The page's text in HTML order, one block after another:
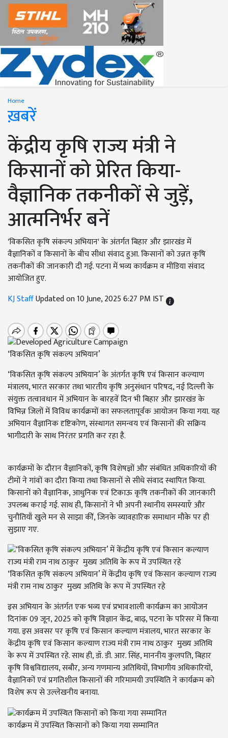
Home
ख़बरें
केंद्रीय कृषि राज्य मंत्री ने
किसानों को प्रेरित किया-
वैज्ञानिक तकनीकों से जुड़ें,
आत्मनिर्भर बनें
'विकसित कृषि संकल्प अभियान' के अंतर्गत बिहार और झारखंड में
वैज्ञानिकों व किसानों के बीच सीधा संवाद हुआ. किसानों को उन्नत कृषि
तकनीकों की जानकारी दी गई. पटना में भव्य कार्यक्रम व मीडिया संवाद
आयोजित हुए.
KJ StaffUpdated on 10 June, 2025 6:27 PM IST
‘विकसित कृषि संकल्प अभियान’
‘विकसित कृषि संकल्प अभियान’ के अंतर्गत कृषि एवं किसान कल्याण
मंत्रालय, भारत सरकार तथा भारतीय कृषि अनुसंधान परिषद, नई दिल्ली के
संयुक्त तत्वावधान में अभियान के बारहवें दिन भी बिहार और झारखंड के
विभिन्न जिलों में विविध कार्यक्रमों का सफलतापूर्वक आयोजन किया गया. यह
अभियान वैज्ञानिक दृष्टिकोण, संस्थागत समन्वय एवं किसानों की सक्रिय
भागीदारी के साथ निरंतर प्रगति कर रहा है.
कार्यक्रमों के दौरान वैज्ञानिकों, कृषि विशेषज्ञों और संबंधित अधिकारियों की
टीमों ने गांवों का दौरा किया तथा किसानों से सीधे संवाद स्थापित किया.
किसानों को वैज्ञानिक, आधुनिक एवं टिकाऊ कृषि तकनीकों की जानकारी
उपलब्ध कराई गई. साथ ही, किसानों ने भी अपनी स्थानीय समस्याएँ और
चुनौतियाँ खुले मन से साझा कीं, जिनके व्यावहारिक समाधान मौके पर ही
सुझाए गए.
‘विकसित कृषि संकल्प अभियान’ में केंद्रीय कृषि एवं किसान कल्याण राज्य
मंत्री राम नाथ ठाकुर मुख्य अतिथि के रूप में उपस्थित रहे
इस अभियान के अंतर्गत एक भव्य एवं प्रभावशाली कार्यक्रम का आयोजन
दिनांक 09 जून, 2025 को कृषि विज्ञान केंद्र, बाढ़, पटना के परिसर में किया
गया. इस अवसर पर कृषि एवं किसान कल्याण मंत्रालय, भारत सरकार के
केंद्रीय कृषि एवं किसान कल्याण राज्य मंत्री राम नाथ ठाकुर मुख्य अतिथि
के रूप में उपस्थित रहे. साथ ही, डॉ. डी. आर. सिंह, माननीय कुलपति, बिहार
कृषि विश्वविद्यालय, सबौर, अन्य गणमान्य अतिथियों, विभागीय अधिकारियों,
वैज्ञानिकों एवं प्रगतिशील किसानों की गरिमामयी उपस्थिति ने कार्यक्रम को
विशेष रूप से उल्लेखनीय बनाया.
कार्यक्रम में उपस्थित किसानों को किया गया सम्मानित